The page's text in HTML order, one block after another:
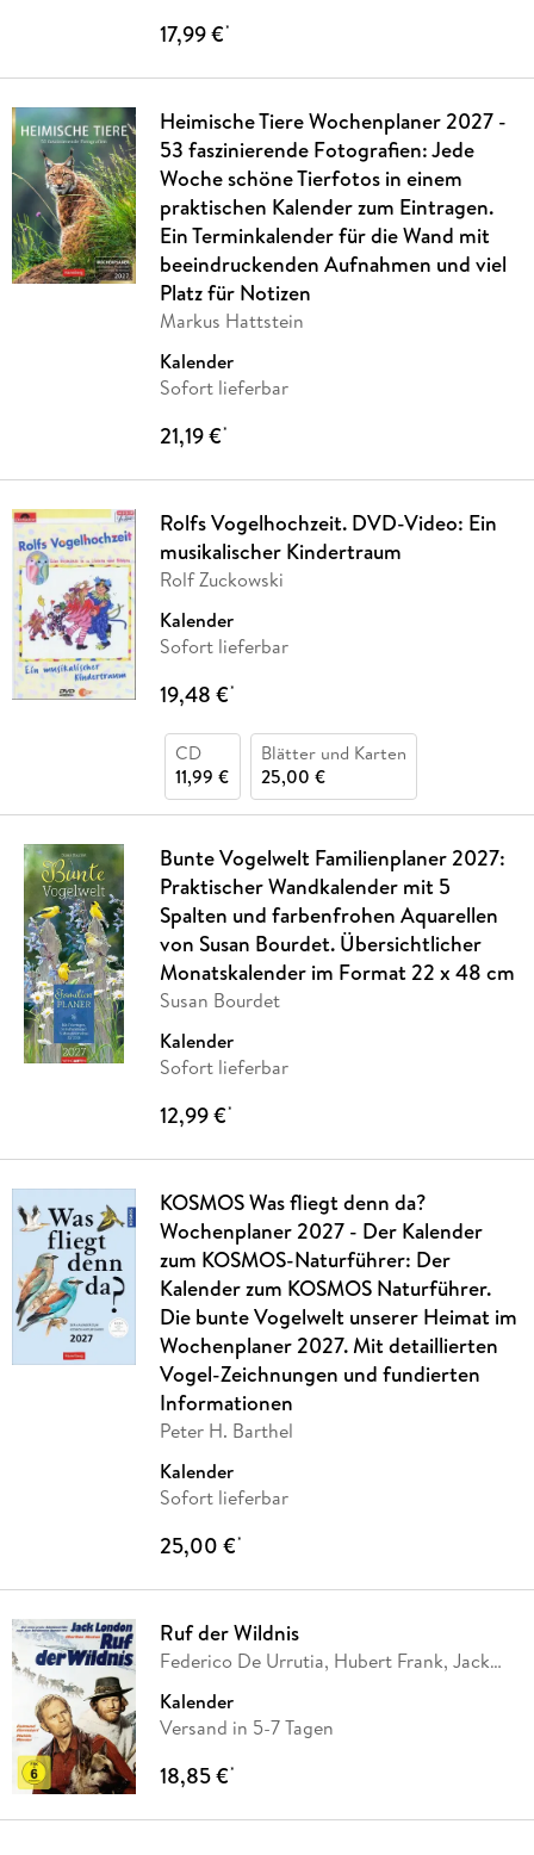
17,99 €*
Heimische Tiere Wochenplaner 2027 -
53 faszinierende Fotografien: Jede
Woche schöne Tierfotos in einem
praktischen Kalender zum Eintragen.
Ein Terminkalender für die Wand mit
beeindruckenden Aufnahmen und viel
Platz für Notizen
Markus Hattstein
Kalender
Sofort lieferbar
21,19 €*
Rolfs Vogelhochzeit. DVD-Video: Ein
musikalischer Kindertraum
Rolf Zuckowski
Kalender
Sofort lieferbar
19,48 €*
CD
11,99 €
Blätter und Karten
25,00 €
Bunte Vogelwelt Familienplaner 2027:
Praktischer Wandkalender mit 5
Spalten und farbenfrohen Aquarellen
von Susan Bourdet. Übersichtlicher
Monatskalender im Format 22 x 48 cm
Susan Bourdet
Kalender
Sofort lieferbar
12,99 €*
KOSMOS Was fliegt denn da?
Wochenplaner 2027 - Der Kalender
zum KOSMOS-Naturführer: Der
Kalender zum KOSMOS Naturführer.
Die bunte Vogelwelt unserer Heimat im
Wochenplaner 2027. Mit detaillierten
Vogel-Zeichnungen und fundierten
Informationen
Peter H. Barthel
Kalender
Sofort lieferbar
25,00 €*
Ruf der Wildnis
Federico De Urrutia, Hubert Frank, Jack
Kalender
Versand in 5-7 Tagen
18,85 €*